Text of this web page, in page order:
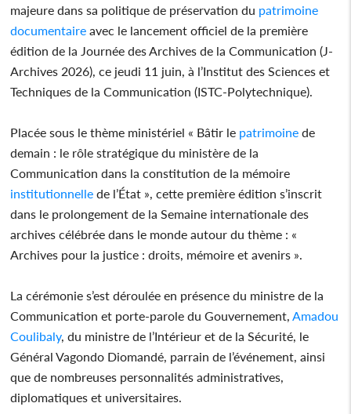
majeure dans sa politique de préservation du patrimoine
documentaire avec le lancement officiel de la première
édition de la Journée des Archives de la Communication (J-
Archives 2026), ce jeudi 11 juin, à l’Institut des Sciences et
Techniques de la Communication (ISTC-Polytechnique).
Placée sous le thème ministériel « Bâtir le patrimoine de
demain : le rôle stratégique du ministère de la
Communication dans la constitution de la mémoire
institutionnelle de l’État », cette première édition s’inscrit
dans le prolongement de la Semaine internationale des
archives célébrée dans le monde autour du thème : «
Archives pour la justice : droits, mémoire et avenirs ».
La cérémonie s’est déroulée en présence du ministre de la
Communication et porte-parole du Gouvernement, Amadou
Coulibaly, du ministre de l’Intérieur et de la Sécurité, le
Général Vagondo Diomandé, parrain de l’événement, ainsi
que de nombreuses personnalités administratives,
diplomatiques et universitaires.